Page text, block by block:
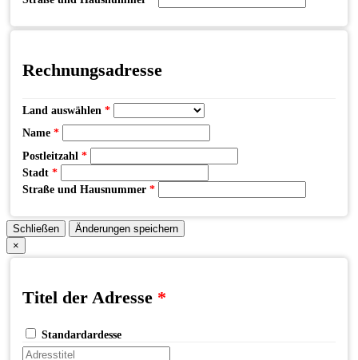
Rechnungsadresse
Land auswählen *
Name *
Postleitzahl *
Stadt *
Straße und Hausnummer *
Schließen
Änderungen speichern
×
Titel der Adresse *
Standardardesse